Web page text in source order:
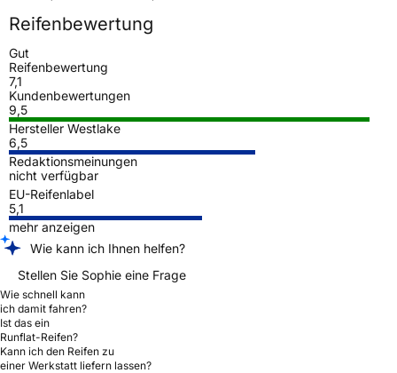
Reifenbewertung
Gut
Reifenbewertung
7,1
Kundenbewertungen
9,5
Hersteller Westlake
6,5
Redaktionsmeinungen
nicht verfügbar
EU-Reifenlabel
5,1
mehr anzeigen
Wie kann ich Ihnen helfen?
Stellen Sie Sophie eine Frage
Wie schnell kann
ich damit fahren?
Ist das ein
Runflat-Reifen?
Kann ich den Reifen zu
einer Werkstatt liefern lassen?